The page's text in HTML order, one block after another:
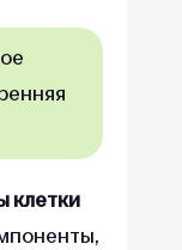
клетки